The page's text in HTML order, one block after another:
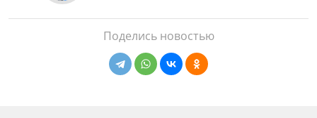
Поделись новостью